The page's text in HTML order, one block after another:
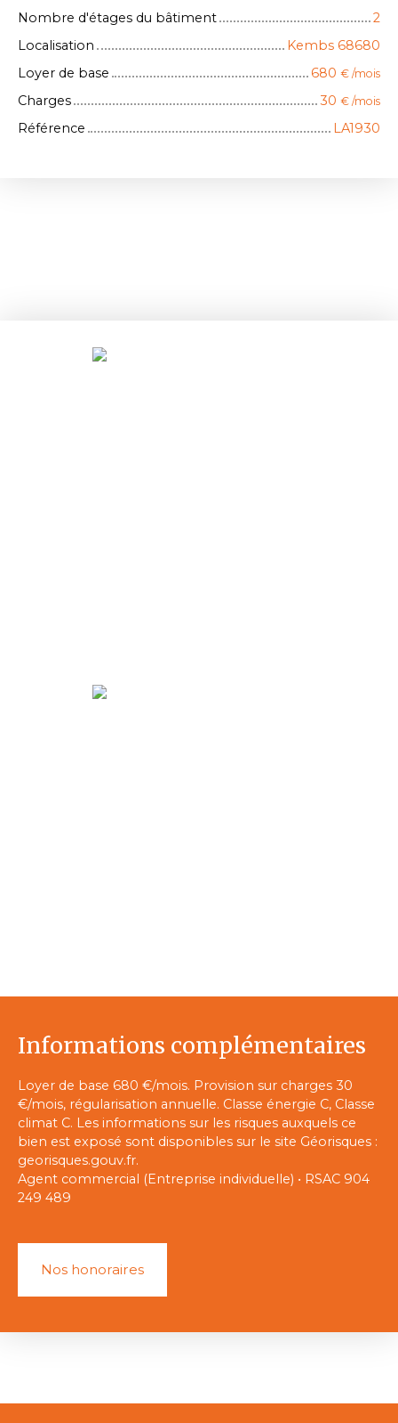
Nombre d'étages du bâtiment
2
Localisation
Kembs 68680
Loyer de base
680 € /mois
Charges 30 € /mois
Référence LA1930
Informations complémentaires
Loyer de base 680 €/mois. Provision sur charges 30
€/mois, régularisation annuelle. Classe énergie C, Classe
climat C. Les informations sur les risques auxquels ce
bien est exposé sont disponibles sur le site Géorisques :
georisques.gouv.fr.
Agent commercial (Entreprise individuelle) • RSAC 904
249 489
Nos honoraires